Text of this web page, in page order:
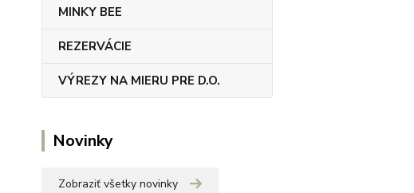
MINKY BEE
REZERVÁCIE
VÝREZY NA MIERU PRE D.O.
Novinky
Zobraziť všetky novinky